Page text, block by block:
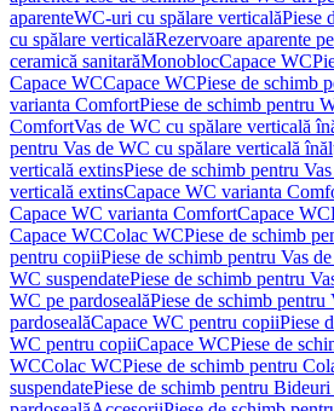
aparenteWC-uri cu spălare verticalăPiese
cu spălare verticalăRezervoare aparente
ceramică sanitarăMonoblocCapace WC
Capace WCCapace WCPiese de schimb
varianta ComfortPiese de schimb pentru
ComfortVas de WC cu spălare verticală
pentru Vas de WC cu spălare verticală
verticală extinsPiese de schimb pentru
verticală extinsCapace WC varianta
Capace WC varianta ComfortCapace WC
Capace WCColac WCPiese de schimb
pentru copiiPiese de schimb pentru Vas
WC suspendatePiese de schimb pentru
WC pe pardosealăPiese de schimb pentru
pardosealăCapace WC pentru copiiPiese
WC pentru copiiCapace WCPiese de
WCColac WCPiese de schimb pentru
suspendatePiese de schimb pentru Bideuri